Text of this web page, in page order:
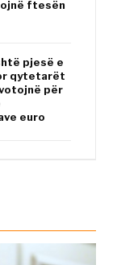
ftesën
pjesë e
qytetarët
për
euro